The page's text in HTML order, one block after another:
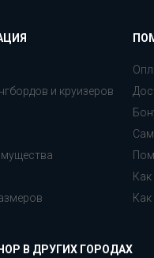
и круизеров
Как
В ДРУГИХ ГОРОДАХ